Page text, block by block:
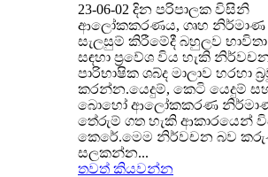
23-06-02 දින පරිපාලක විසිනි
ආලෝකකරණය, ගෘහ නිර්මාණ
සැලසුම් කිරීමේදී බහුලව
සඳහා ප්‍රවේශ විය හැකි
පාරිභාෂික ශබ්ද මාලාව හරහා
කරන්න.යෙදුම්, කෙටි යෙදුම්
බොහෝ ආලෝකකරණ
තේරුම් ගත හැකි ආකාරයෙන්
කෙරේ.මෙම නිර්වචන බව
සලකන්න...
තවත් කියවන්න